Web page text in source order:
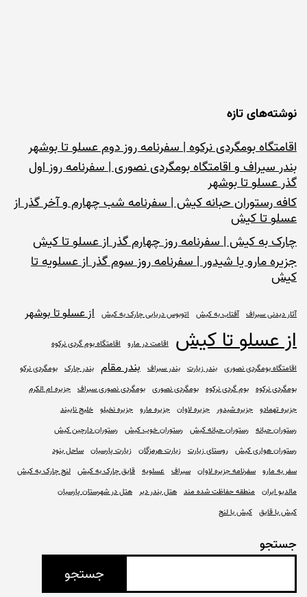
نوشته‌های تازه
اقامتگاه بومگردی نرکوه | سفرنامه روز دوم عسلو تا بوشهر
بندر سیراف و اقامتگاه بومگردی نصوری | سفرنامه روز اول
گذر عسلو تا بوشهر
کافه رستوران حبانه کیش | سفرنامه شب چهارم و آخر گذر از
عسلو تا کیش
چارک به کیش | سفرنامه روز چهارم گذر از عسلو تا کیش
جزیره مارو یا شیدور | سفرنامه روز سوم گذر از عسلویه تا
کیش
آثار دیدنی سیراف آفتاب به کیش اتوبوس دریایی چارک به کیش از عسلو تا بوشهر
از عسلو تا کیش اقامت در مارو اقامتگاه بوم گردی نرکوه
اقامتگاه بومگردی نصوری بندر زیارت بندر سیراف بندر مقام بندر چارک بومگردی نرکو
بومگردی نرکوه بوم گردی نرکوه بومگردی نصوری بومگردی نصوری سیراف جزیره ام الکرم
جزیره تهمادو جزیره شیدور جزیره لاوان جزیره مارو جزیره نخیلو خلیج نایبند
رستوران حبانه رستوران حبانه کیش رستوران خوب کیش رستوران دارچین کیش
رستوران هواری کیش روستای زیارت زیارت هرمزگان زیارت پارسیان ساحل بنود
سفر به مارو سفرنامه جزیره لاوان سیراف عسلویه قایق چارک به کیش لنج چارک به کیش
مالدیو ایران منطقه حفاظت شده مند هتل بندر دیر هتل در شهرستان پارسیان
کیش با قایق کیش با لنج
جستجو
جستجو